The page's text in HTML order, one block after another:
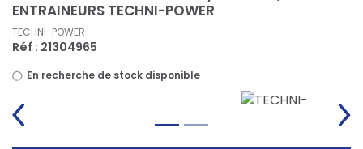
ENTRAINEURS TECHNI-POWER
TECHNI-POWER
Réf : 21304965
En recherche de stock disponible